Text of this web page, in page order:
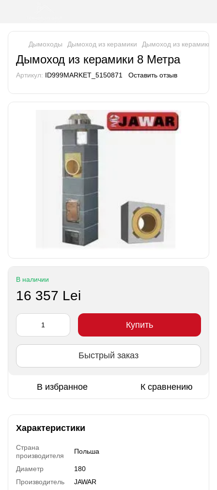
Дымоходы Дымоход из керамики Дымоход из керамики
Дымоход из керамики 8 Метра
Артикул: ID999MARKET_5150871 Оставить отзыв
В наличии
16 357 Lei
Купить
Быстрый заказ
В избранное К сравнению
Характеристики
Страна
производителя
Польша
Диаметр
180
Производитель
JAWAR